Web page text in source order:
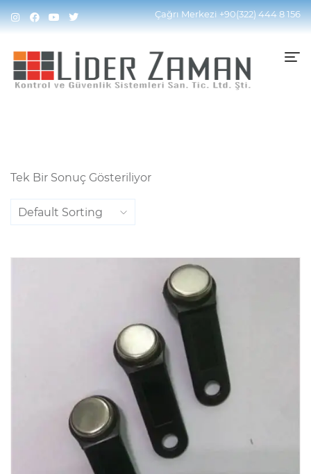
Çağrı Merkezi+90(322) 444 8 156
Home Ürünler “bekçi Tomu” Olarak Etiketlendi
Tek Bir Sonuç Gösteriliyor
Default Sorting